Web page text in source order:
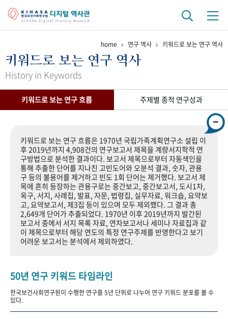
걸어온 길 기관 변천사 역대 기관장
연구 역사
기록물 아카이브
사진 아카이브 문서 기록물 행정박물 영상 기록물
+1주년 기념
성과 50선 숫자로 보는 50년 50+1주년 광장
세계와 함께 한 KIHASA
VR 역사관
home 연구 역사 키워드로 보는 연구 역사
키워드로 보는 연구 역사
History in Keywords
키워드로 보는 연구 흐름 주제별 종적 연구성과
키워드로 보는 연구 흐름은 1970년 국립가족계획연구소 설립 이
후 2019년까지 4,908건의 연구보고서 제목을 계량서지학적 연
구방법으로 분석한 결과이다. 보고서 제목으로부터 자동색인을
통해 추출한 단어를 지나친 고빈도어와 오분석 결과, 숫자, 관용
구 등의 불용어를 제거하고 빈도 1회 단어는 제거했다. 보고서 제
목에 흔히 등장하는 관용구로는 중간보고, 중간보고서, 도시1차,
옥구, 서지, 사례집, 발표, 자문, 법령집, 실무자료, 워크숍, 요약보
고, 요약보고서, 제3집 등이 있으며 모두 제외했다. 그 결과 총
2,649개 단어가 추출되었다. 1970년 이후 2019년까지 발간된
보고서 중에서 서지 목록 자료, 연차보고서나 세미나 자료집과 같
이 제목으로부터 해당 연도의 특정 연구주제를 반영한다고 보기
어려운 보고서는 분석에서 제외하였다.
50년 연구 키워드 타임라인
한국보건사회연구원이 수행한 연구를 5년 단위로 나누어 연구 키워드 분포를 볼 수
있다.